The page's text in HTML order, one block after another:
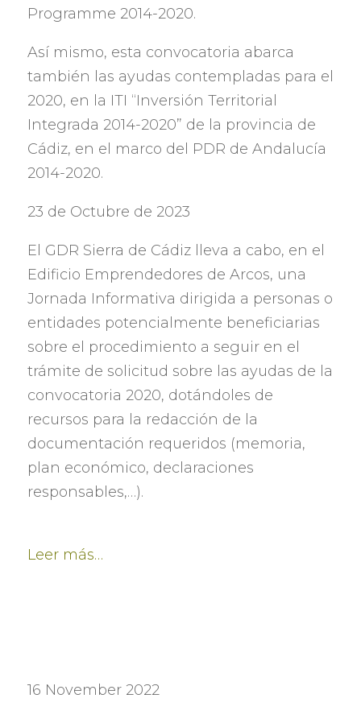
Programme 2014-2020.
Así mismo, esta convocatoria abarca
también las ayudas contempladas para el
2020, en la ITI “Inversión Territorial
Integrada 2014-2020” de la provincia de
Cádiz, en el marco del PDR de Andalucía
2014-2020.
23 de Octubre de 2023
El GDR Sierra de Cádiz lleva a cabo, en el
Edificio Emprendedores de Arcos, una
Jornada Informativa dirigida a personas o
entidades potencialmente beneficiarias
sobre el procedimiento a seguir en el
trámite de solicitud sobre las ayudas de la
convocatoria 2020, dotándoles de
recursos para la redacción de la
documentación requeridos (memoria,
plan económico, declaraciones
responsables,…).
Leer más…
16 November 2022